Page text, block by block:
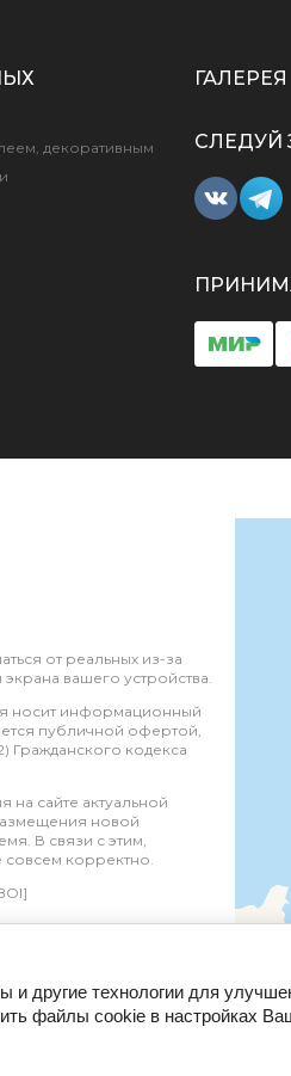
декоративным
ГАЛЕРЕЯ
СЛЕДУЙ
от реальных из-за
вашего устройства.
носит информационный
публичной офертой,
Гражданского кодекса
сайте актуальной
новой
В связи с этим,
корректно.
и другие технологии для
файлы cookie в настройках